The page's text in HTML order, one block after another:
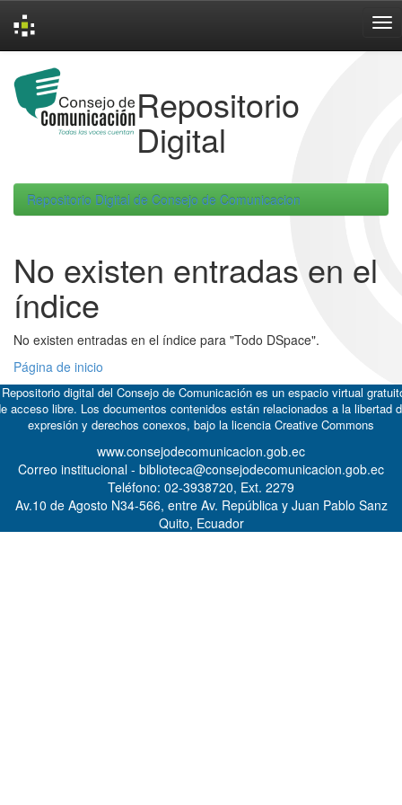
navigation
Repositorio
Digital
Repositorio Digital de Consejo de Comunicacion
No existen entradas en el
índice
No existen entradas en el índice para "Todo DSpace".
Página de inicio
digital del Consejo de Comunicación es un espacio virtual
acceso libre. Los documentos contenidos están relacionados a la libertad
expresión y derechos conexos, bajo la licencia Creative Commons
www.consejodecomunicacion.gob.ec
Correo institucional - biblioteca@consejodecomunicacion.gob.ec
Teléfono: 02-3938720, Ext. 2279
Av.10 de Agosto N34-566, entre Av. República y Juan Pablo Sanz
Quito, Ecuador